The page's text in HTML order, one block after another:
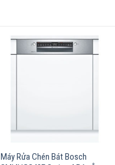
Máy Rửa Chén Bát Bosch